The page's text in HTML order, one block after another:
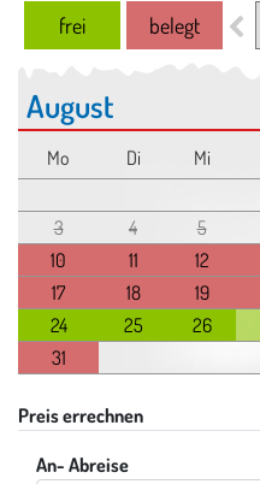
frei belegt
August
Mo Di Mi
3
4 5
10
11 12
17
18 19
24
25 26
31
Preis errechnen
An- Abreise